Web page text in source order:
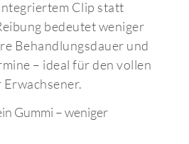
Clip statt
bedeutet weniger
Behandlungsdauer und
– ideal für den vollen
Gummi – weniger